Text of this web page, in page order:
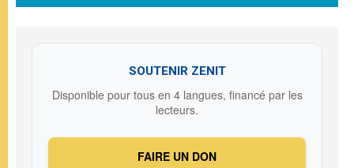
SOUTENIR ZENIT
Disponible pour tous en 4 langues, financé par les
lecteurs.
FAIRE UN DON